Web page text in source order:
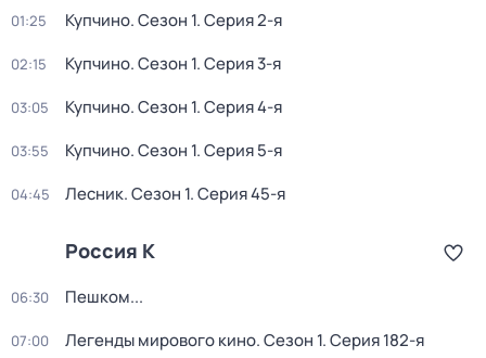
01:25 Купчино. Сезон 1. Серия 2-я
02:15 Купчино. Сезон 1. Серия 3-я
03:05 Купчино. Сезон 1. Серия 4-я
03:55 Купчино. Сезон 1. Серия 5-я
04:45 Лесник. Сезон 1. Серия 45-я
Россия К
06:30 Пешком...
07:00 Легенды мирового кино. Сезон 1. Серия 182-я